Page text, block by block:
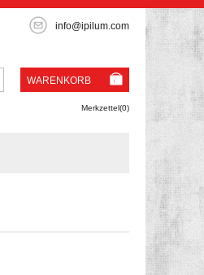
info@ipilum.com
WARENKORB
Merkzettel(0)